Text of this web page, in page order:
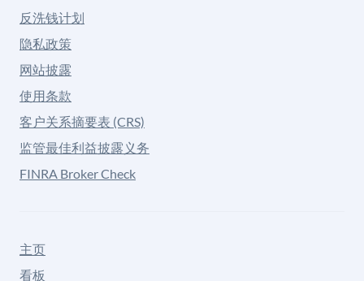
反洗钱计划
隐私政策
网站披露
使用条款
客户关系摘要表 (CRS)
监管最佳利益披露义务
FINRA Broker Check
主页
看板